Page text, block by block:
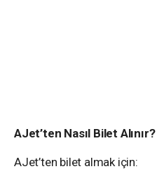
AJet’ten Nasıl Bilet Alınır?
AJet’ten bilet almak için: